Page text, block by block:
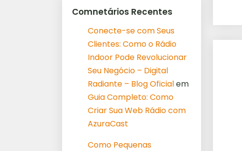
Comnetários Recentes
Conecte-se com Seus
Clientes: Como o Rádio
Indoor Pode Revolucionar
Seu Negócio – Digital
Radiante – Blog Oficialem
Guia Completo: Como
Criar Sua Web Rádio com
AzuraCast
Como Pequenas